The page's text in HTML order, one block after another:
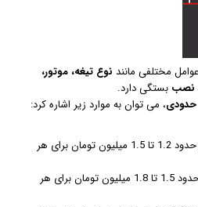
مختلفی مانند نوع تیغه، موتور،
نصب بستگی دارد.
حدودی، می توان به موارد زیر اشاره کرد:
از حدود 1.2 تا 1.5 میلیون تومان برای هر
از حدود 1.5 تا 1.8 میلیون تومان برای هر